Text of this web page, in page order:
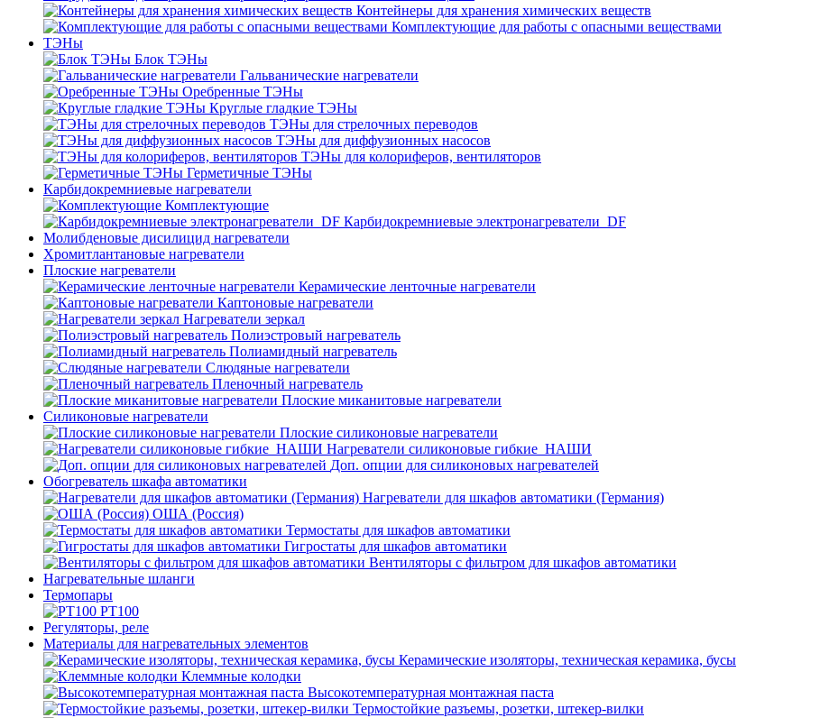
Контейнеры для хранения химических веществ
Комплектующие для работы с опасными веществами
ТЭНы
Блок ТЭНы
Гальванические нагреватели
Оребренные ТЭНы
Круглые гладкие ТЭНы
ТЭНы для стрелочных переводов
ТЭНы для диффузионных насосов
ТЭНы для колориферов, вентиляторов
Герметичные ТЭНы
Карбидокремниевые нагреватели
Комплектующие
Карбидокремниевые электронагреватели_DF
Молибденовые дисилицид нагреватели
Хромитлантановые нагреватели
Плоские нагреватели
Керамические ленточные нагреватели
Каптоновые нагреватели
Нагреватели зеркал
Полиэстровый нагреватель
Полиамидный нагреватель
Слюдяные нагреватели
Пленочный нагреватель
Плоские миканитовые нагреватели
Силиконовые нагреватели
Плоские силиконовые нагреватели
Нагреватели силиконовые гибкие_НАШИ
Доп. опции для силиконовых нагревателей
Обогреватель шкафа автоматики
Нагреватели для шкафов автоматики (Германия)
ОША (Россия)
Термостаты для шкафов автоматики
Гигростаты для шкафов автоматики
Вентиляторы с фильтром для шкафов автоматики
Нагревательные шланги
Термопары
PT100
Регуляторы, реле
Материалы для нагревательных элементов
Керамические изоляторы, техническая керамика, бусы
Клеммные колодки
Высокотемпературная монтажная паста
Термостойкие разъемы, розетки, штекер-вилки